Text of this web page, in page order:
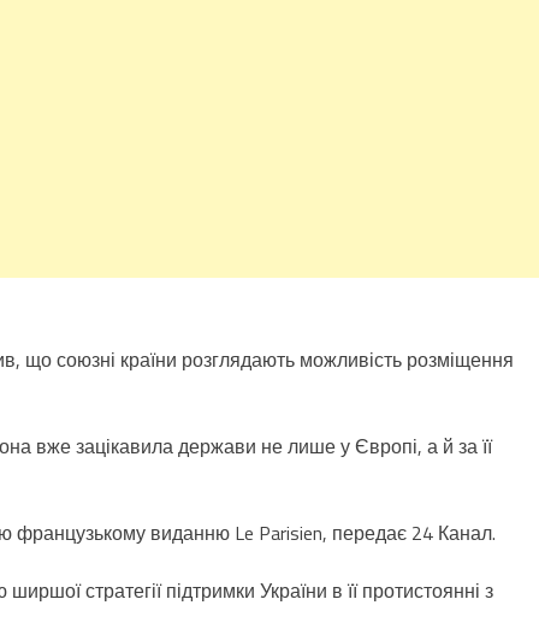
що союзні країни розглядають можливість розміщення
вже зацікавила держави не лише у Європі, а й за її
французькому виданню Le Parisien, передає 24 Канал.
стратегії підтримки України в її протистоянні з